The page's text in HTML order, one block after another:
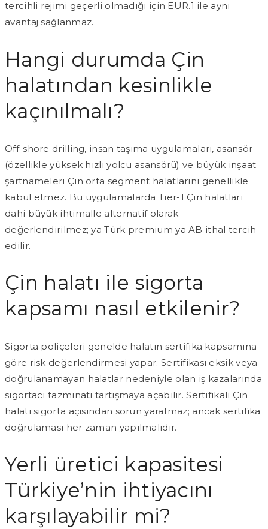
tercihli rejimi geçerli olmadığı için EUR.1 ile aynı
avantaj sağlanmaz.
Hangi durumda Çin
halatından kesinlikle
kaçınılmalı?
Off-shore drilling, insan taşıma uygulamaları, asansör
(özellikle yüksek hızlı yolcu asansörü) ve büyük inşaat
şartnameleri Çin orta segment halatlarını genellikle
kabul etmez. Bu uygulamalarda Tier-1 Çin halatları
dahi büyük ihtimalle alternatif olarak
değerlendirilmez; ya Türk premium ya AB ithal tercih
edilir.
Çin halatı ile sigorta
kapsamı nasıl etkilenir?
Sigorta poliçeleri genelde halatın sertifika kapsamına
göre risk değerlendirmesi yapar. Sertifikası eksik veya
doğrulanamayan halatlar nedeniyle olan iş kazalarında
sigortacı tazminatı tartışmaya açabilir. Sertifikalı Çin
halatı sigorta açısından sorun yaratmaz; ancak sertifika
doğrulaması her zaman yapılmalıdır.
Yerli üretici kapasitesi
Türkiye’nin ihtiyacını
karşılayabilir mi?